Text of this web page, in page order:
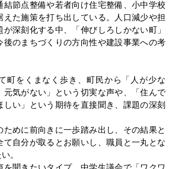
結節点整備や若者向け住宅整備、小中学校
た施策を打ち出している。人口減少や担
深刻化する中、「伸びしろしかない町」
後のまちづくりの方向性や建設事業への考
をくまなく歩き、町民から「人が少な
元気がない」という切実な声や、「住んで
しい」という期待を直接聞き、課題の深刻
めに前向きに一歩踏み出し、その結果と
て自分が取るとお願いし、職員と一丸とな
。